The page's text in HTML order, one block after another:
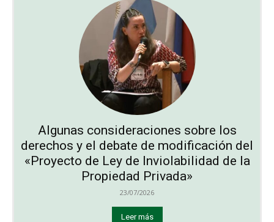
Algunas consideraciones sobre los
derechos y el debate de modificación del
«Proyecto de Ley de Inviolabilidad de la
Propiedad Privada»
23/07/2026
Leer más